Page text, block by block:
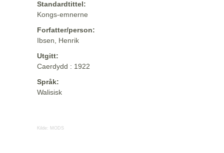
Standardtittel:
Kongs-emnerne
Forfatter/person:
Ibsen, Henrik
Utgitt:
Caerdydd : 1922
Språk:
Walisisk
Kilde: MODS